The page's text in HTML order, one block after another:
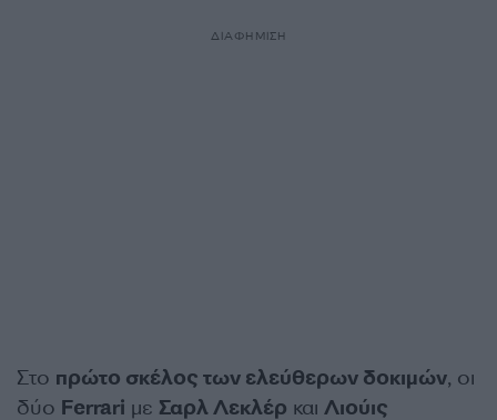
ΔΙΑΦΗΜΙΣΗ
Στο πρώτο σκέλος των ελεύθερων δοκιμών, οι
δύο Ferrari με Σαρλ Λεκλέρ και Λιούις